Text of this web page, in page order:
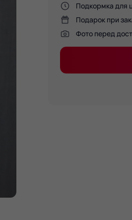
Подкормка для
Подарок при
Фото перед